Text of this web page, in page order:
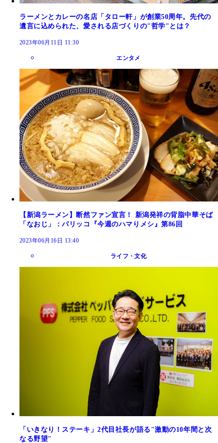
ラーメンとカレーの名店「タロー軒」が創業50周年。先代の
遺言に込められた、愛される店づくりの"哲学"とは？
2023年06月11日 11:30
エンタメ
【新潟ラーメン】断然ファン宣言！ 新潟発祥の背脂中華そば
「なおじ」：パリッコ『今週のハマりメシ』第86回
2023年06月16日 13:40
ライフ・文化
「いきなり！ステーキ」2代目社長が語る"激動の10年間と次
なる野望"